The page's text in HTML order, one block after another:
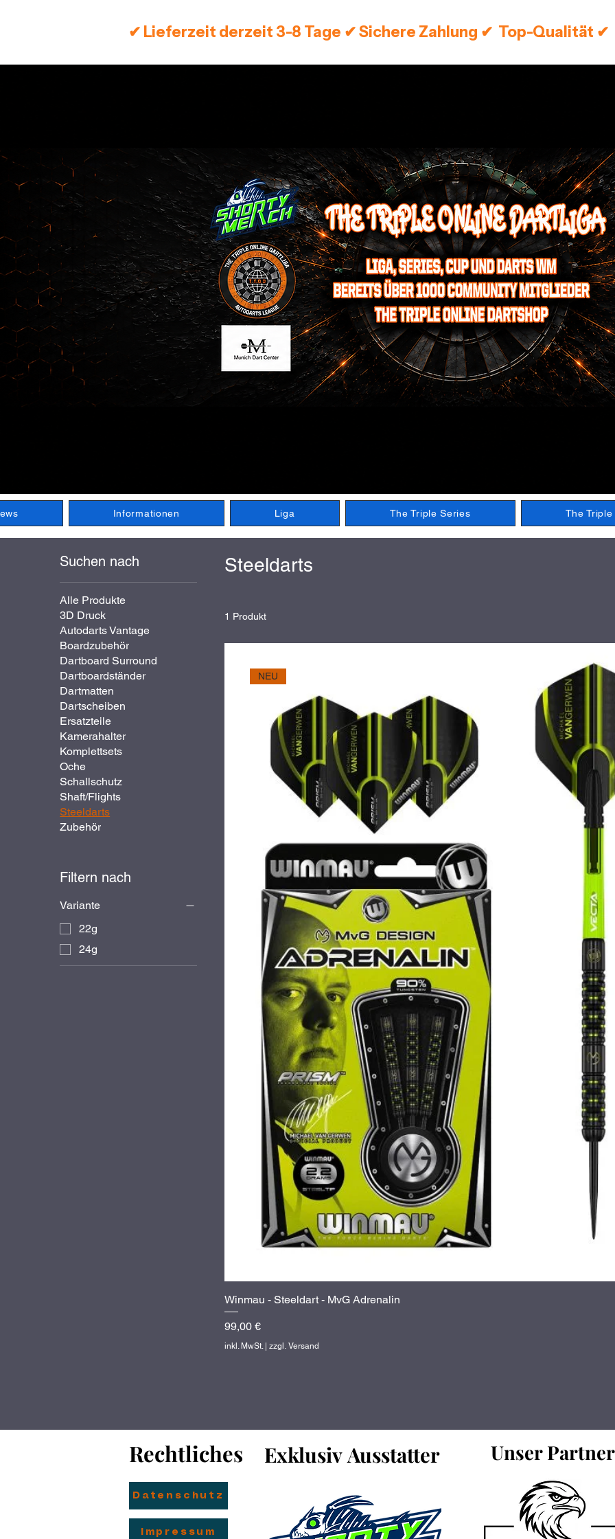
✔ Lieferzeit derzeit 3-8 Tage ✔ Sichere Zahlung ✔  Top-Qualität ✔
Suchen nach
Alle Produkte
3D Druck
Autodarts Vantage
Boardzubehör
Dartboard Surround
Dartboardständer
Dartmatten
Dartscheiben
Ersatzteile
Kamerahalter
Komplettsets
Oche
Schallschutz
Shaft/Flights
Steeldarts
Zubehör
Filtern nach
Variante
22g
24g
Steeldarts
1 Produkt
NEU
Winmau - Steeldart - MvG Adrenalin
Preis
99,00 €
inkl. MwSt.|zzgl. Versand
Informationen Liga The Triple Series The
Rechtliches
Rechtliches
Datenschutz
Impressum
Exklusiv Ausstatter
Exklusiv Ausstatter Unser Partner
Unser Partner